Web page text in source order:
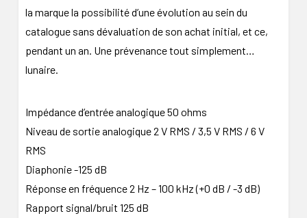
la marque la possibilité d’une évolution au sein du
catalogue sans dévaluation de son achat initial, et ce,
pendant un an. Une prévenance tout simplement…
lunaire.
Impédance d’entrée analogique 50 ohms
Niveau de sortie analogique 2 V RMS / 3,5 V RMS / 6 V
RMS
Diaphonie -125 dB
Réponse en fréquence 2 Hz – 100 kHz (+0 dB / -3 dB)
Rapport signal/bruit 125 dB